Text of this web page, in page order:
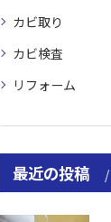
カビ取り
カビ検査
リフォーム
最近の投稿